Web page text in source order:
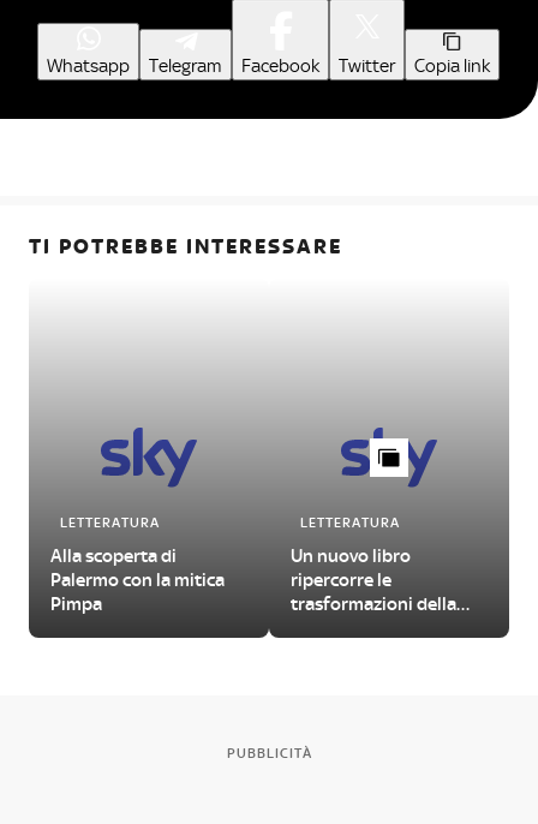
Whatsapp Telegram Facebook Twitter Copia link
TI POTREBBE INTERESSARE
LETTERATURA
Alla scoperta di
Palermo con la mitica
Pimpa
LETTERATURA
Un nuovo libro
ripercorre le
trasformazioni della
PUBBLICITÀ